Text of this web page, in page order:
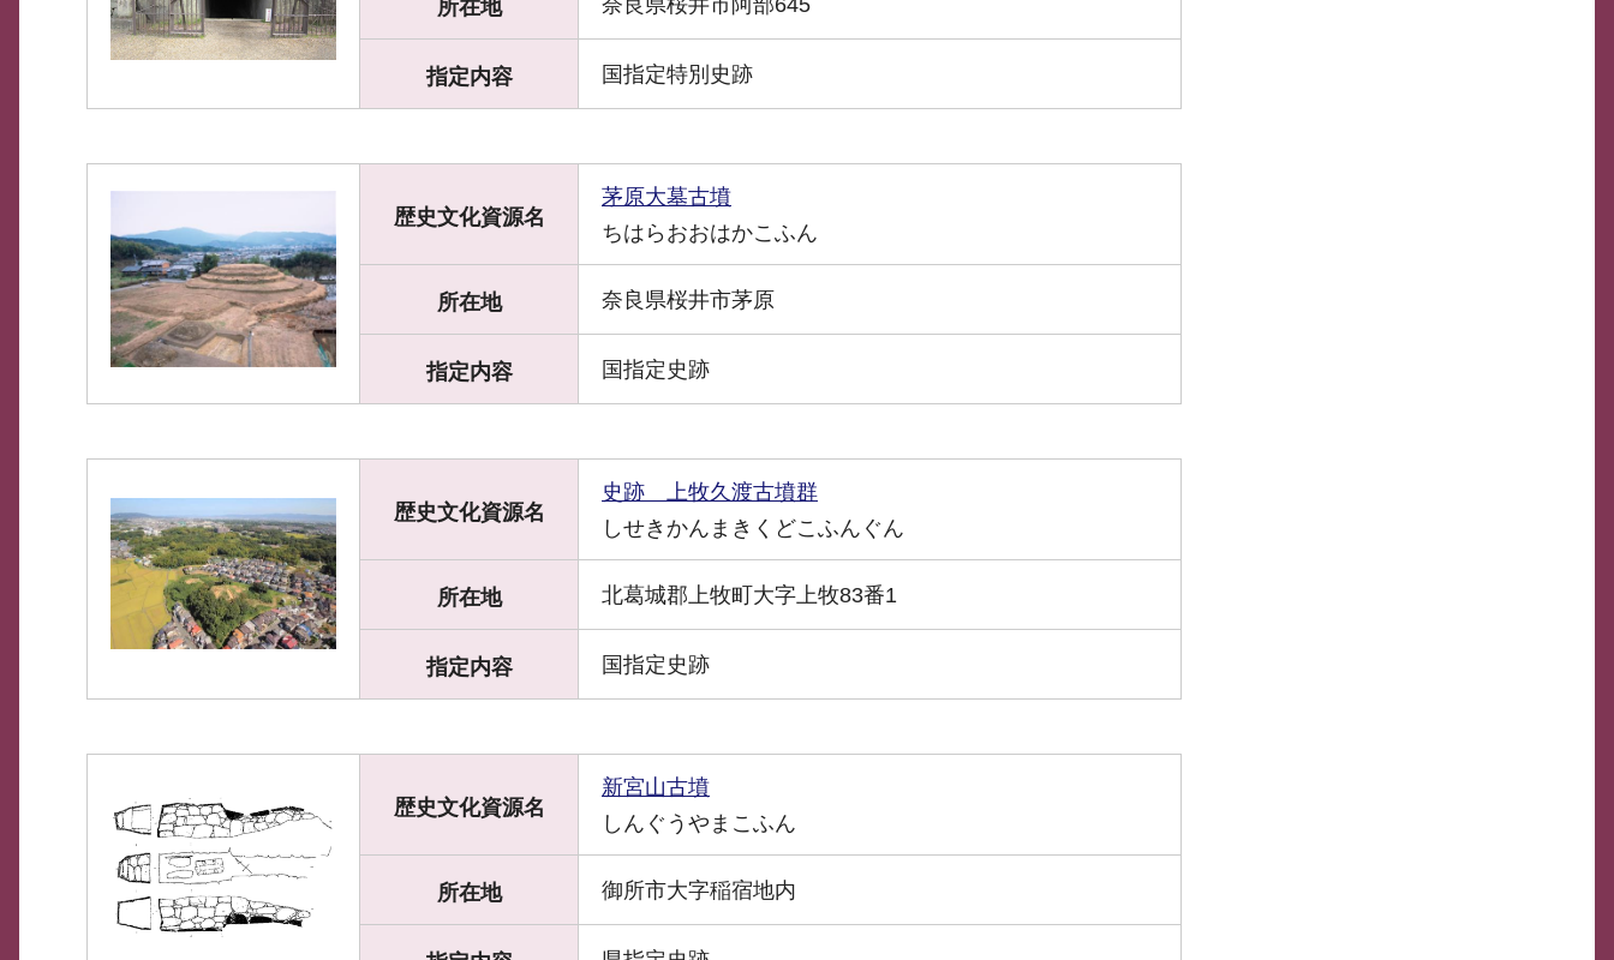
所在地
指定内容 国指定特別史跡
歴史文化資源名
茅原大墓古墳
ちはらおおはかこふん
所在地 奈良県桜井市茅原
指定内容 国指定史跡
歴史文化資源名
史跡 上牧久渡古墳群
しせきかんまきくどこふんぐん
所在地 北葛城郡上牧町大字上牧83番1
指定内容 国指定史跡
歴史文化資源名
新宮山古墳
しんぐうやまこふん
所在地 御所市大字稲宿地内